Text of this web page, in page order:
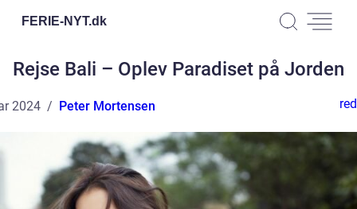
FERIE-NYT.dk
Rejse Bali – Oplev Paradiset på Jorden
2024 Peter Mortensen